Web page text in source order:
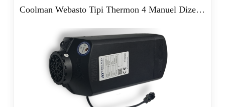
Coolman Webasto Tipi Thermon 4 Manuel Dizel Isıtıcı 5 kW (12-24V)